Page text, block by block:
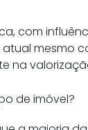
com
mesmo
na
de imóvel?